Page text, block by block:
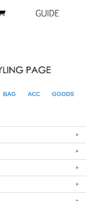
BAG ACC GOODS